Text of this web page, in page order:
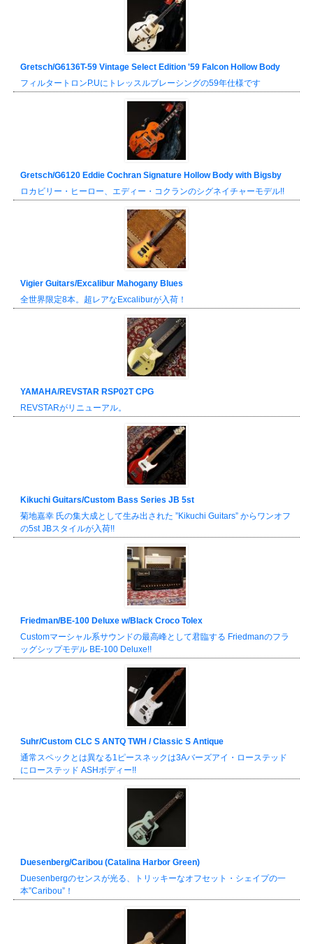
Gretsch/G6136T-59 Vintage Select Edition '59 Falcon Hollow Body
フィルタートロンP.Uにトレッスルブレーシングの59年仕様です
Gretsch/G6120 Eddie Cochran Signature Hollow Body with Bigsby
ロカビリー・ヒーロー、エディー・コクランのシグネイチャーモデル!!
Vigier Guitars/Excalibur Mahogany Blues
全世界限定8本。超レアなExcaliburが入荷！
YAMAHA/REVSTAR RSP02T CPG
REVSTARがリニューアル。
Kikuchi Guitars/Custom Bass Series JB 5st
菊地嘉幸 氏の集大成として生み出された ”Kikuchi Guitars” からワンオフ
の5st JBスタイルが入荷!!
Friedman/BE-100 Deluxe w/Black Croco Tolex
Customマーシャル系サウンドの最高峰として君臨する Friedmanのフラ
ッグシップモデル BE-100 Deluxe!!
Suhr/Custom CLC S ANTQ TWH / Classic S Antique
通常スペックとは異なる1ピースネックは3Aバーズアイ・ローステッド
にローステッド ASHボディー!!
Duesenberg/Caribou (Catalina Harbor Green)
Duesenbergのセンスが光る、トリッキーなオフセット・シェイプの一
本”Caribou”！